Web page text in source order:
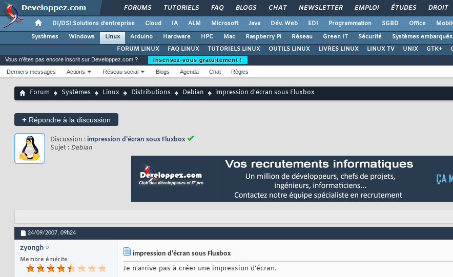
FORUMS TUTORIELS FAQ BLOGS CHAT NEWSLETTER EMPLOI ÉTUDES DROIT
DI/DSI Solutions d'entreprise Cloud IA ALM Microsoft Java Dév. Web EDI Programmation SGBD Office
Systèmes
Windows Linux Arduino Hardware HPC Mac Raspberry Pi Réseau Green IT Sécurité Systèmes embarqués
FORUM LINUX
FAQ LINUX TUTORIELS LINUX OUTILS LINUX LIVRES LINUX LINUX TV UNIX GTK+
Vous n'êtes pas encore inscrit sur Developpez.com ?
Inscrivez-vous gratuitement !
Derniers messages
Actions Réseau social Blogs Agenda Chat Règles
Forum Systèmes Linux Distributions Debian impression d'écran sous Fluxbox
+ Répondre à la discussion
Discussion : impression d'écran sous Fluxbox
Sujet : Debian
24/09/2007, 09h24
zyongh
Membre émérite
impression d'écran sous Fluxbox
Je n'arrive pas à créer une impression d'écran.